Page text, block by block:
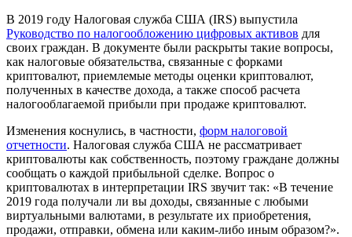
В 2019 году Налоговая служба США (IRS) выпустила
Руководство по налогообложению цифровых активов для
своих граждан. В документе были раскрыты такие вопросы,
как налоговые обязательства, связанные с форками
криптовалют, приемлемые методы оценки криптовалют,
полученных в качестве дохода, а также способ расчета
налогооблагаемой прибыли при продаже криптовалют.
Изменения коснулись, в частности, форм налоговой
отчетности. Налоговая служба США не рассматривает
криптовалюты как собственность, поэтому граждане должны
сообщать о каждой прибыльной сделке. Вопрос о
криптовалютах в интерпретации IRS звучит так: «В течение
2019 года получали ли вы доходы, связанные с любыми
виртуальными валютами, в результате их приобретения,
продажи, отправки, обмена или каким-либо иным образом?».